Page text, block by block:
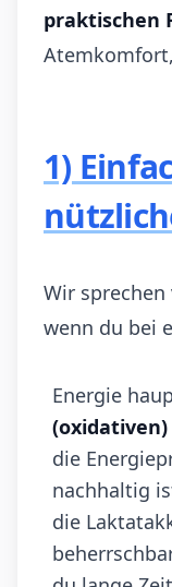
praktischen
1)
Wir sprechen
wenn du bei
Energie
(oxidativen)
die
nachhaltig
die